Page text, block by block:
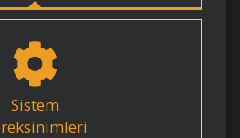
Sistem